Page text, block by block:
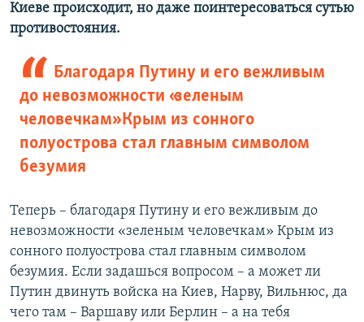
Киеве происходит, но даже поинтересоваться сутью
противостояния.
Благодаря Путину и его вежливым
до невозможности «зеленым
человечкам» Крым из сонного
полуострова стал главным символом
безумия
Теперь – благодаря Путину и его вежливым до
невозможности «зеленым человечкам» Крым из
сонного полуострова стал главным символом
безумия. Если задашься вопросом – а может ли
Путин двинуть войска на Киев, Нарву, Вильнюс, да
чего там – Варшаву или Берлин – а на тебя